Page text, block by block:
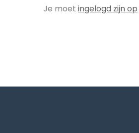
Je moet ingelogd zijn op